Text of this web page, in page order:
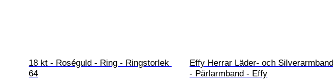
18 kt - Roséguld - Ring - Ringstorlek
64
Effy Herrar Läder- och Silverarmband
- Pärlarmband - Effy